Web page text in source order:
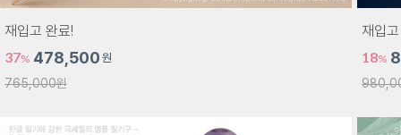
재입고 완료!
37% 478,500 원
765,000원
재입
18%